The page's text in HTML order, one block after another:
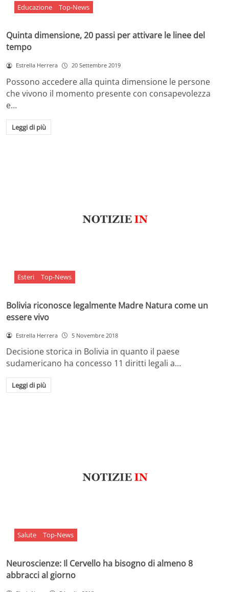
Educazione Top-News
Quinta dimensione, 20 passi per attivare le linee del
tempo
Estrella Herrera 20 Settembre 2019
Possono accedere alla quinta dimensione le persone
che vivono il momento presente con consapevolezza
e…
Leggi di più
Esteri Top-News
Bolivia riconosce legalmente Madre Natura come un
essere vivo
Estrella Herrera 5 Novembre 2018
Decisione storica in Bolivia in quanto il paese
sudamericano ha concesso 11 diritti legali a…
Leggi di più
Salute Top-News
Neuroscienze: Il Cervello ha bisogno di almeno 8
abbracci al giorno